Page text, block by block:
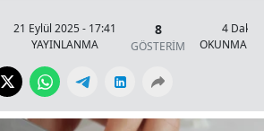
21 Eylül 2025 - 17:41
YAYINLANMA
8
GÖSTERİM
4 Dakika
OKUNMA